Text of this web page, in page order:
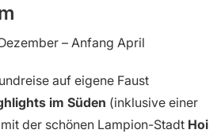
– Anfang April
auf eigene Faust
im Süden (inklusive einer
der schönen Lampion-Stadt Hoi